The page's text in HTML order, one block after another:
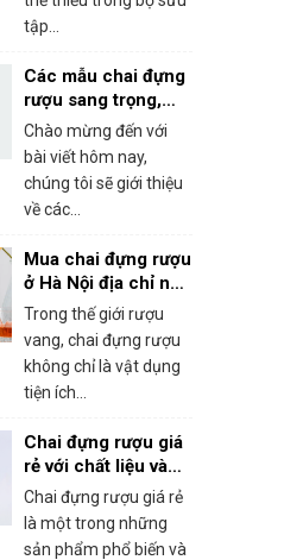
tập...
Các mẫu chai đựng
rượu sang trọng,
cuốn hút
Chào mừng đến với
bài viết hôm nay,
chúng tôi sẽ giới thiệu
về các...
Mua chai đựng rượu
ở Hà Nội địa chỉ nào
uy tín và chất
lượng?
Trong thế giới rượu
vang, chai đựng rượu
không chỉ là vật dụng
tiện ích...
Chai đựng rượu giá
rẻ với chất liệu và
kiểu dáng đa dạng
Chai đựng rượu giá rẻ
là một trong những
sản phẩm phổ biến và